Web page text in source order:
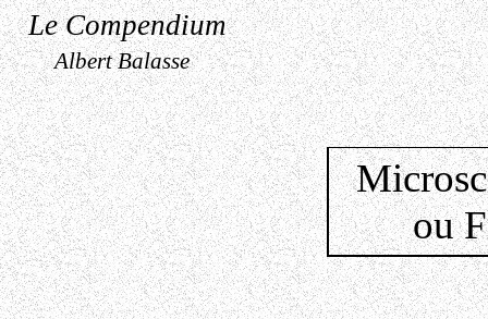
Le Compendium
Albert Balasse
ou